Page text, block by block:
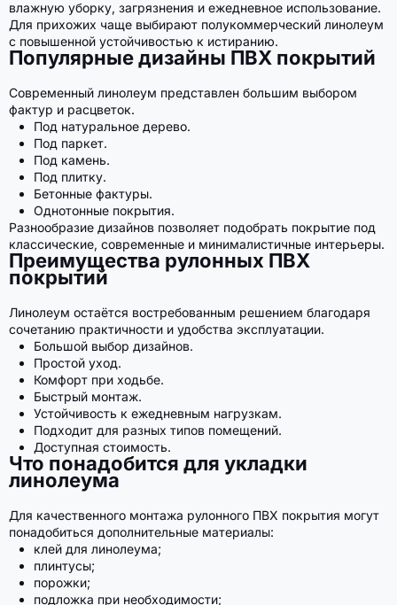
влажную уборку, загрязнения и ежедневное использование.
Для прихожих чаще выбирают полукоммерческий линолеум
с повышенной устойчивостью к истиранию.
Популярные дизайны ПВХ покрытий
Современный линолеум представлен большим выбором
фактур и расцветок.
Под натуральное дерево.
Под паркет.
Под камень.
Под плитку.
Бетонные фактуры.
Однотонные покрытия.
Разнообразие дизайнов позволяет подобрать покрытие под
классические, современные и минималистичные интерьеры.
Преимущества рулонных ПВХ
покрытий
Линолеум остаётся востребованным решением благодаря
сочетанию практичности и удобства эксплуатации.
Большой выбор дизайнов.
Простой уход.
Комфорт при ходьбе.
Быстрый монтаж.
Устойчивость к ежедневным нагрузкам.
Подходит для разных типов помещений.
Доступная стоимость.
Что понадобится для укладки
линолеума
Для качественного монтажа рулонного ПВХ покрытия могут
понадобиться дополнительные материалы:
клей для линолеума;
плинтусы;
порожки;
подложка при необходимости;